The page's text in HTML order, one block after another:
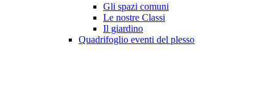
Gli spazi comuni
Le nostre Classi
Il giardino
Quadrifoglio eventi del plesso